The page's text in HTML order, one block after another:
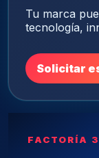
Tu marca
tecnología,
Solicitar
FACTORÍA